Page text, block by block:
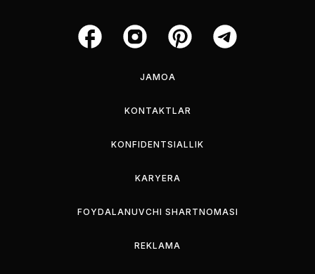
JAMOA
KONTAKTLAR
KONFIDENTSIALLIK
KARYERA
FOYDALANUVCHI SHARTNOMASI
REKLAMA